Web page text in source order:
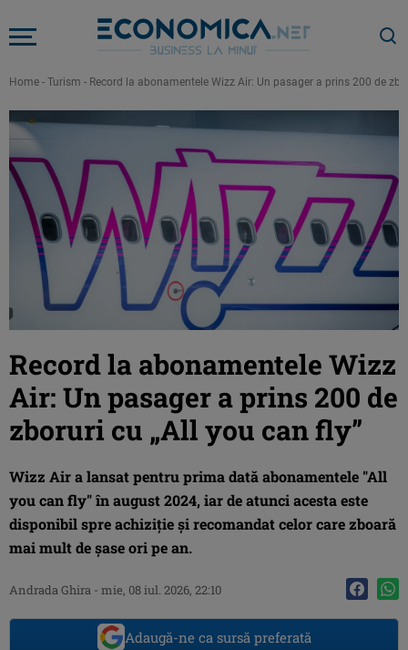
Home - Turism - Record la abonamentele Wizz Air: Un pasager a prins 200 de
Record la abonamentele Wizz
Air: Un pasager a prins 200 de
zboruri cu „All you can fly”
Wizz Air a lansat pentru prima dată abonamentele "All
you can fly" în august 2024, iar de atunci acesta este
disponibil spre achiziție și recomandat celor care zboară
mai mult de șase ori pe an.
Andrada Ghira - mie, 08 iul. 2026, 22:10
Adaugă-ne ca sursă preferată